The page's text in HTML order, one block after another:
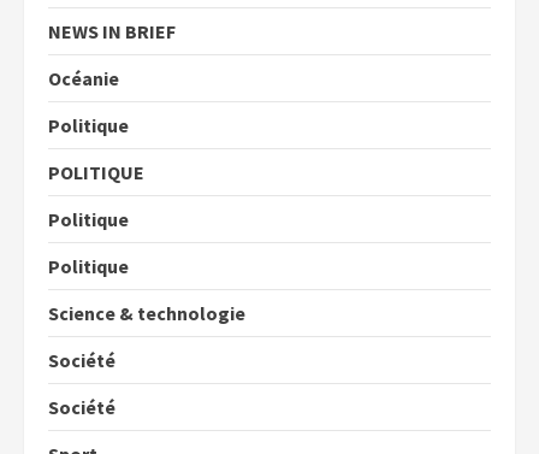
NEWS IN BRIEF
Océanie
Politique
POLITIQUE
Politique
Politique
Science & technologie
Société
Société